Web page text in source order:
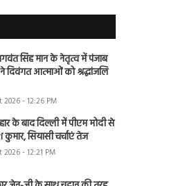
सिंह मान के नेतृत्व में पंजाब
दिवंगत आत्माओं को श्रद्धांजलि
2026 - 12:26 PM
के बाद दिल्ली में पीएम मोदी से
सियासी चर्चाएं तेज
- 12:21 PM